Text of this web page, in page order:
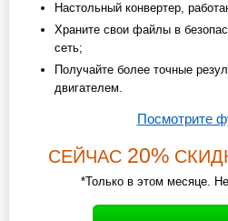
Настольный конвертер,
Храните свои файлы в
сеть;
Получайте более точные
двигателем.
Посмотрите
СЕЙЧАС 20%
*Только в этом месяце.